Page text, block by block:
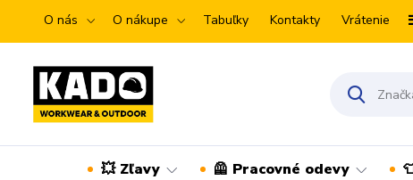
O nás O nákupe Tabuľky Kontakty Vrátenie
💥 Zľavy 🦺 Pracovné odevy